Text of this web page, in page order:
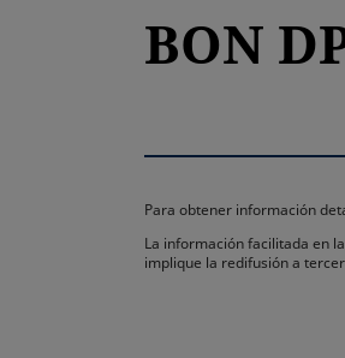
BON
Para obtener información
La información facilitada en
implique la redifusión a